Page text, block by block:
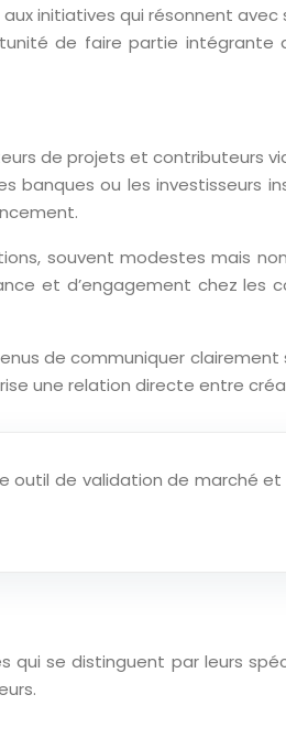
initiatives qui résonnent avec
de faire partie
de projets et contributeurs
ou les investisseurs
souvent modestes mais
et d’engagement chez les
de communiquer clairement
une relation directe entre
outil de validation de marché
qui se distinguent par leurs